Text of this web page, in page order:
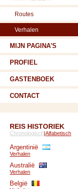
Routes
Verhalen
MIJN PAGINA'S
PROFIEL
GASTENBOEK
CONTACT
REIS HISTORIEK
Chronologisch|Alfabetisch
Argentinië
Verhalen
Australië
Verhalen
België